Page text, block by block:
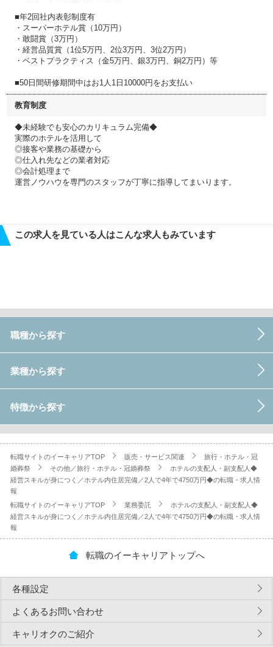
■年2回社内表彰制度有
・スーパーホテル賞（10万円）
・敢闘賞（3万円）
・経営品質賞（1位5万円、2位3万円、3位2万円）
・ベストプラクティス（金5万円、銀3万円、銅2万円）等
■50日間研修期間中はお1人1日10000円をお支払い
教育制度
◆未経験でも安心のカリキュラム完備◆
実際のホテルを活用して
◎接客や業務の基礎から
◎仕入れ先などの業者対応
◎会計処理まで
運営ノウハウを専門のスタッフが丁寧に指導してまいります。
この求人を見ている人はこんな求人もみています
職種から探す
業種から探す
特徴から探す
転職サイトのイーキャリアTOP 販売・サービス関連
旅行・ホテル・冠
婚葬祭
その他／旅行・ホテル・冠婚葬祭
ホテルの支配人・副支配人◆
経営スキルが身につく／ホテル内住居完備／2人で4年で4750万円◆の転職・求人情
報
転職サイトのイーキャリアTOP
業務委託
ホテルの支配人・副支配人◆
経営スキルが身につく／ホテル内住居完備／2人で4年で4750万円◆の転職・求人情
報
転職のイーキャリアトップへ
各種設定
よくあるお問い合わせ
キャリオクのご紹介